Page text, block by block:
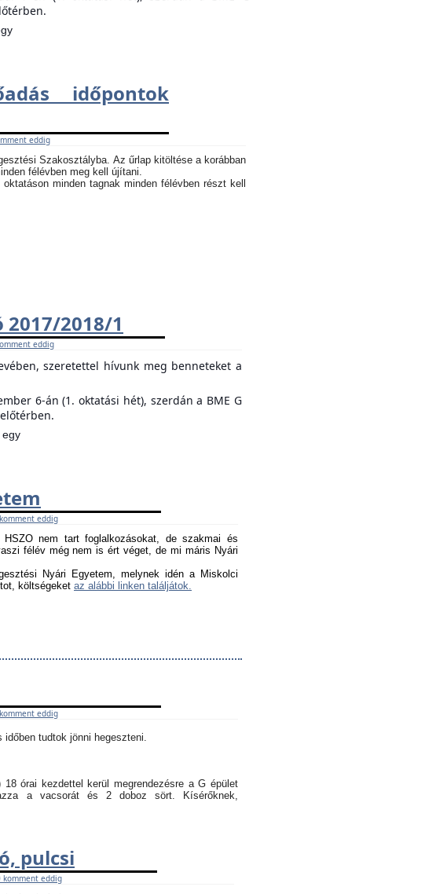
időpontok
eddig
Szakosztályba. Az űrlap kitöltése a korábban
félévben meg kell újítani.
minden tagnak minden félévben részt kell
2018/1
eddig
szeretettel hívunk meg benneteket a
6-án (1. oktatási hét), szerdán a BME G
egy
eddig
nem tart foglalkozásokat, de szakmai és
félév még nem is ért véget, de mi máris Nyári
Nyári Egyetem, melynek idén a Miskolci
költségeket az alábbi linken találjátok.
eddig
tudtok jönni hegeszteni.
18 órai kezdettel kerül megrendezésre a G épület
a vacsorát és 2 doboz sört. Kísérőknek,
pulcsi
komment eddig